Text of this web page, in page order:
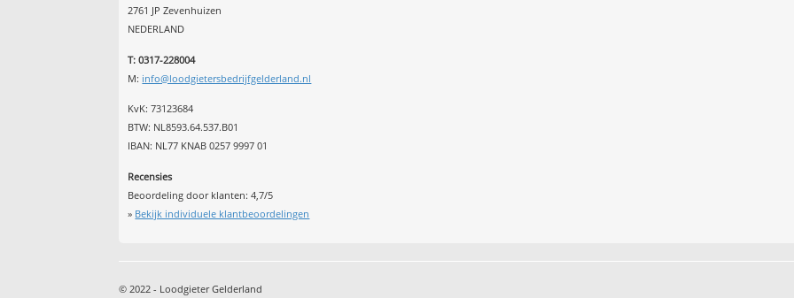
2761 JP Zevenhuizen
NEDERLAND
T: 0317-228004
M: info@loodgietersbedrijfgelderland.nl
KvK: 73123684
BTW: NL8593.64.537.B01
IBAN: NL77 KNAB 0257 9997 01
Recensies
Beoordeling door klanten:4,7/5
» Bekijk individuele klantbeoordelingen
© 2022 - Loodgieter Gelderland